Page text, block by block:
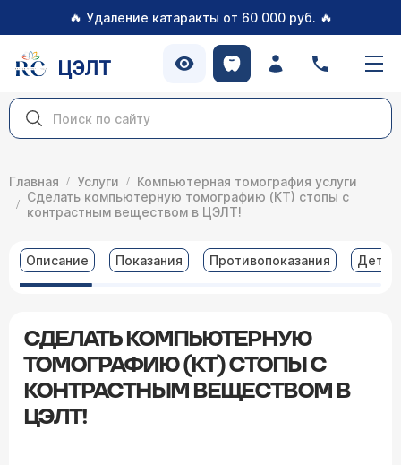
🔥 Удаление катаракты от 60 000 руб. 🔥
ЦЭЛТ
Главная Услуги
Компьютерная томография услуги
Сделать компьютерную томографию (КТ) стопы с
контрастным веществом в ЦЭЛТ!
Описание Показания Противопоказания
СДЕЛАТЬ КОМПЬЮТЕРНУЮ
ТОМОГРАФИЮ (КТ) СТОПЫ С
КОНТРАСТНЫМ ВЕЩЕСТВОМ В
ЦЭЛТ!